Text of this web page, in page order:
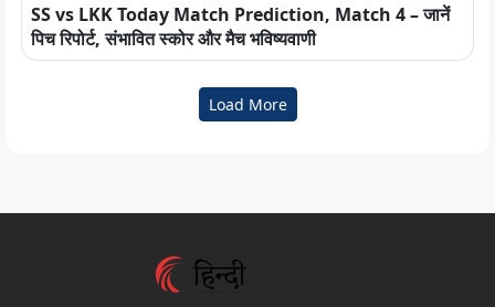
SS vs LKK Today Match Prediction, Match 4 – जानें
पिच रिपोर्ट, संभावित स्कोर और मैच भविष्यवाणी
Load More